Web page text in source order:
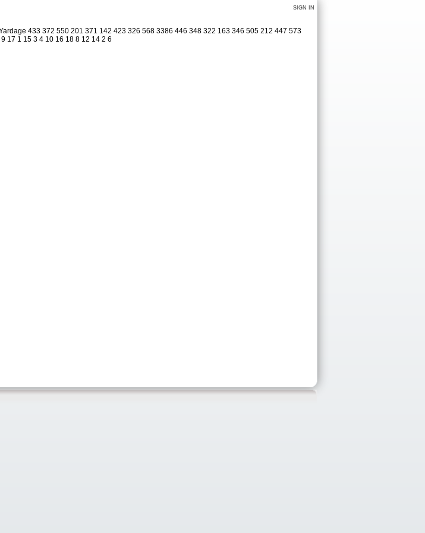
SIGN IN
433 372 550 201 371 142 423 326 568 3386 446 348 322 163 346 505 212 447 573
17 1 15 3 4 10 16 18 8 12 14 2 6